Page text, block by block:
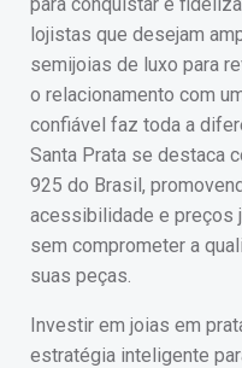
lojistas que desejam
semijoias de luxo para
o relacionamento com
confiável faz toda a
Santa Prata se destaca
925 do Brasil,
acessibilidade e preços
sem comprometer a
suas peças.
Investir em joias em
estratégia inteligente